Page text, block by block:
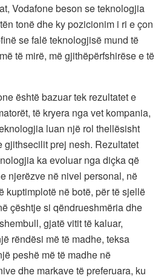
Vodafone beson se teknologjia
tonë dhe ky pozicionim i ri e çon
se falë teknologjisë mund të
të mirë, më gjithëpërfshirëse e të
është bazuar tek rezultatet e
të kryera nga vet kompania,
luan një rol thellësisht
gjithsecilit prej nesh. Rezultatet
ka evoluar nga diçka që
njerëzve në nivel personal, në
kuptimplotë në botë, për të sjellë
çështje si qëndrueshmëria dhe
gjatë vitit të kaluar,
rëndësi më të madhe, teksa
peshë më të madhe në
dhe markave të preferuara, ku